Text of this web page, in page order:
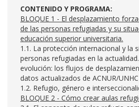
CONTENIDO Y PROGRAMA:
BLOQUE 1 - El desplazamiento
de las personas refugiadas y su
educación superior universitaria.
1.1. La protección internacional y la
personas refugiadas en la
evolución: los flujos de
datos actualizados de ACNUR/
1.2. Refugio, género e
BLOQUE 2 - Cómo crear aulas